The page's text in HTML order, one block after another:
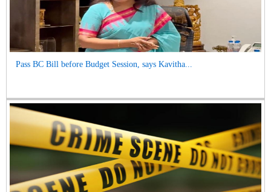
Pass BC Bill before Budget Session, says Kavitha...